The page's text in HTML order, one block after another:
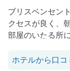
ルを連れてきた
だった。実は、
かった。部屋に
をミッシェルに
終われば良かっ
ブリスベンセン
クセスが良く、
部屋のいたる所
ホテルから口コ